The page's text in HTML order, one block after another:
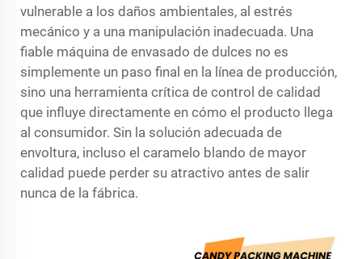
vulnerable a los daños ambientales, al estrés
mecánico y a una manipulación inadecuada. Una
fiable máquina de envasado de dulces no es
simplemente un paso final en la línea de producción,
sino una herramienta crítica de control de calidad
que influye directamente en cómo el producto llega
al consumidor. Sin la solución adecuada de
envoltura, incluso el caramelo blando de mayor
calidad puede perder su atractivo antes de salir
nunca de la fábrica.